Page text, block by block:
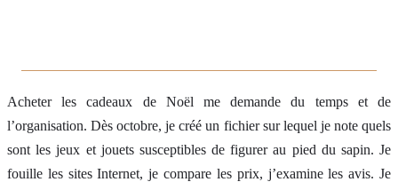
Acheter les cadeaux de Noël me demande du temps et de
l’organisation. Dès octobre, je créé un fichier sur lequel je note quels
sont les jeux et jouets susceptibles de figurer au pied du sapin. Je
fouille les sites Internet, je compare les prix, j’examine les avis. Je